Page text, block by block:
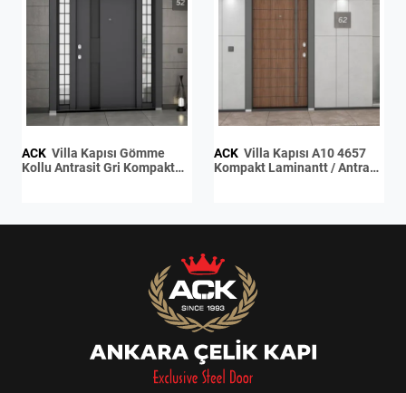
ACK
Kollu Antrasit Gri Kompakt
ACK
Kompakt Laminantt / Antrasit